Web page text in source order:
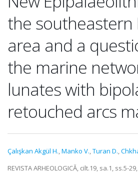
the southeastern
area and a
the marine
lunates with
retouched arcs
Çalışkan Akgül H.,Manko V.,Turan D.,
REVISTA ARHEOLOGICĂ, cilt.19, sa.1, ss.5-